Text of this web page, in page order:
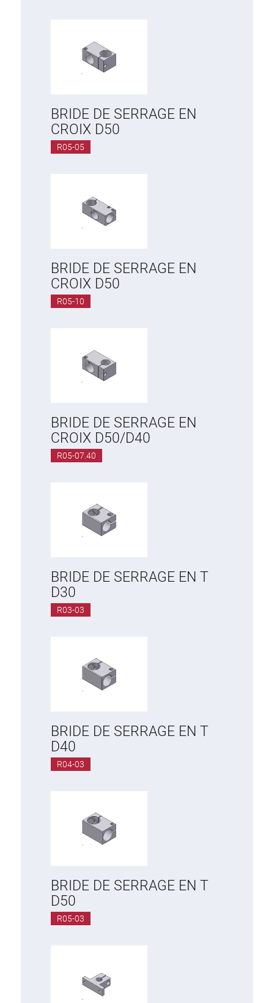
BRIDE DE SERRAGE EN
CROIX D50
R05-05
BRIDE DE SERRAGE EN
CROIX D50
R05-10
BRIDE DE SERRAGE EN
CROIX D50/D40
R05-07.40
BRIDE DE SERRAGE EN T
D30
R03-03
BRIDE DE SERRAGE EN T
D40
R04-03
BRIDE DE SERRAGE EN T
D50
R05-03